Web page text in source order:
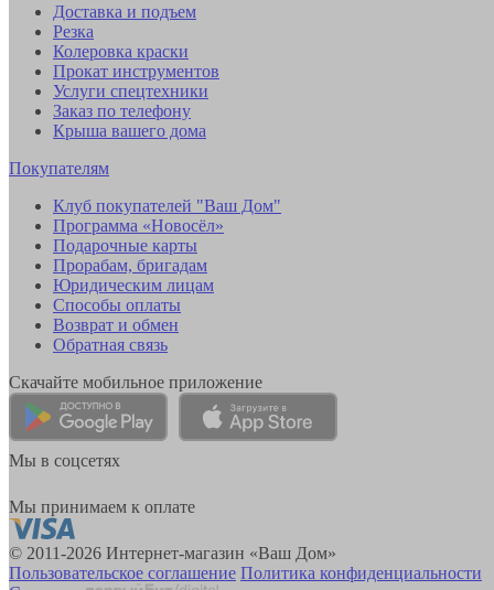
Доставка и подъем
Резка
Колеровка краски
Прокат инструментов
Услуги спецтехники
Заказ по телефону
Крыша вашего дома
Покупателям
Клуб покупателей "Ваш Дом"
Программа «Новосёл»
Подарочные карты
Прорабам, бригадам
Юридическим лицам
Способы оплаты
Возврат и обмен
Обратная связь
Скачайте мобильное приложение
Мы в соцсетях
Мы принимаем к оплате
© 2011-2026 Интернет-магазин «Ваш Дом»
Пользовательское соглашение Политика конфиденциальности